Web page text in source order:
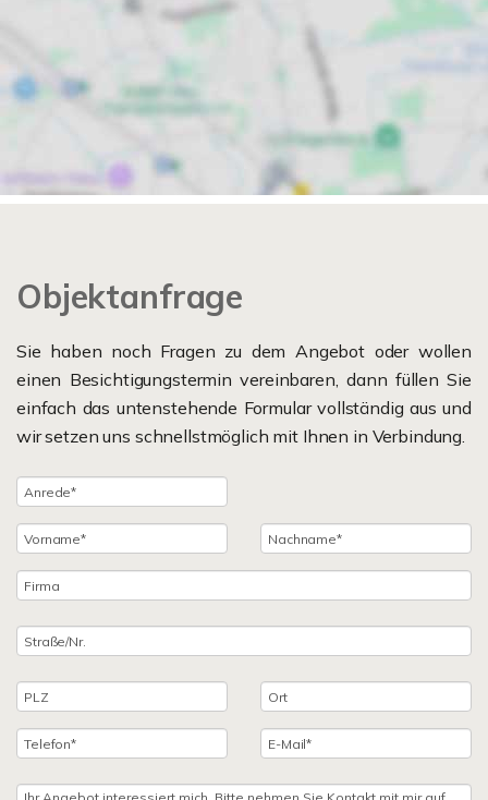
Objektanfrage
Sie haben noch Fragen zu dem Angebot oder wollen
einen Besichtigungstermin vereinbaren, dann füllen Sie
einfach das untenstehende Formular vollständig aus und
wir setzen uns schnellstmöglich mit Ihnen in Verbindung.